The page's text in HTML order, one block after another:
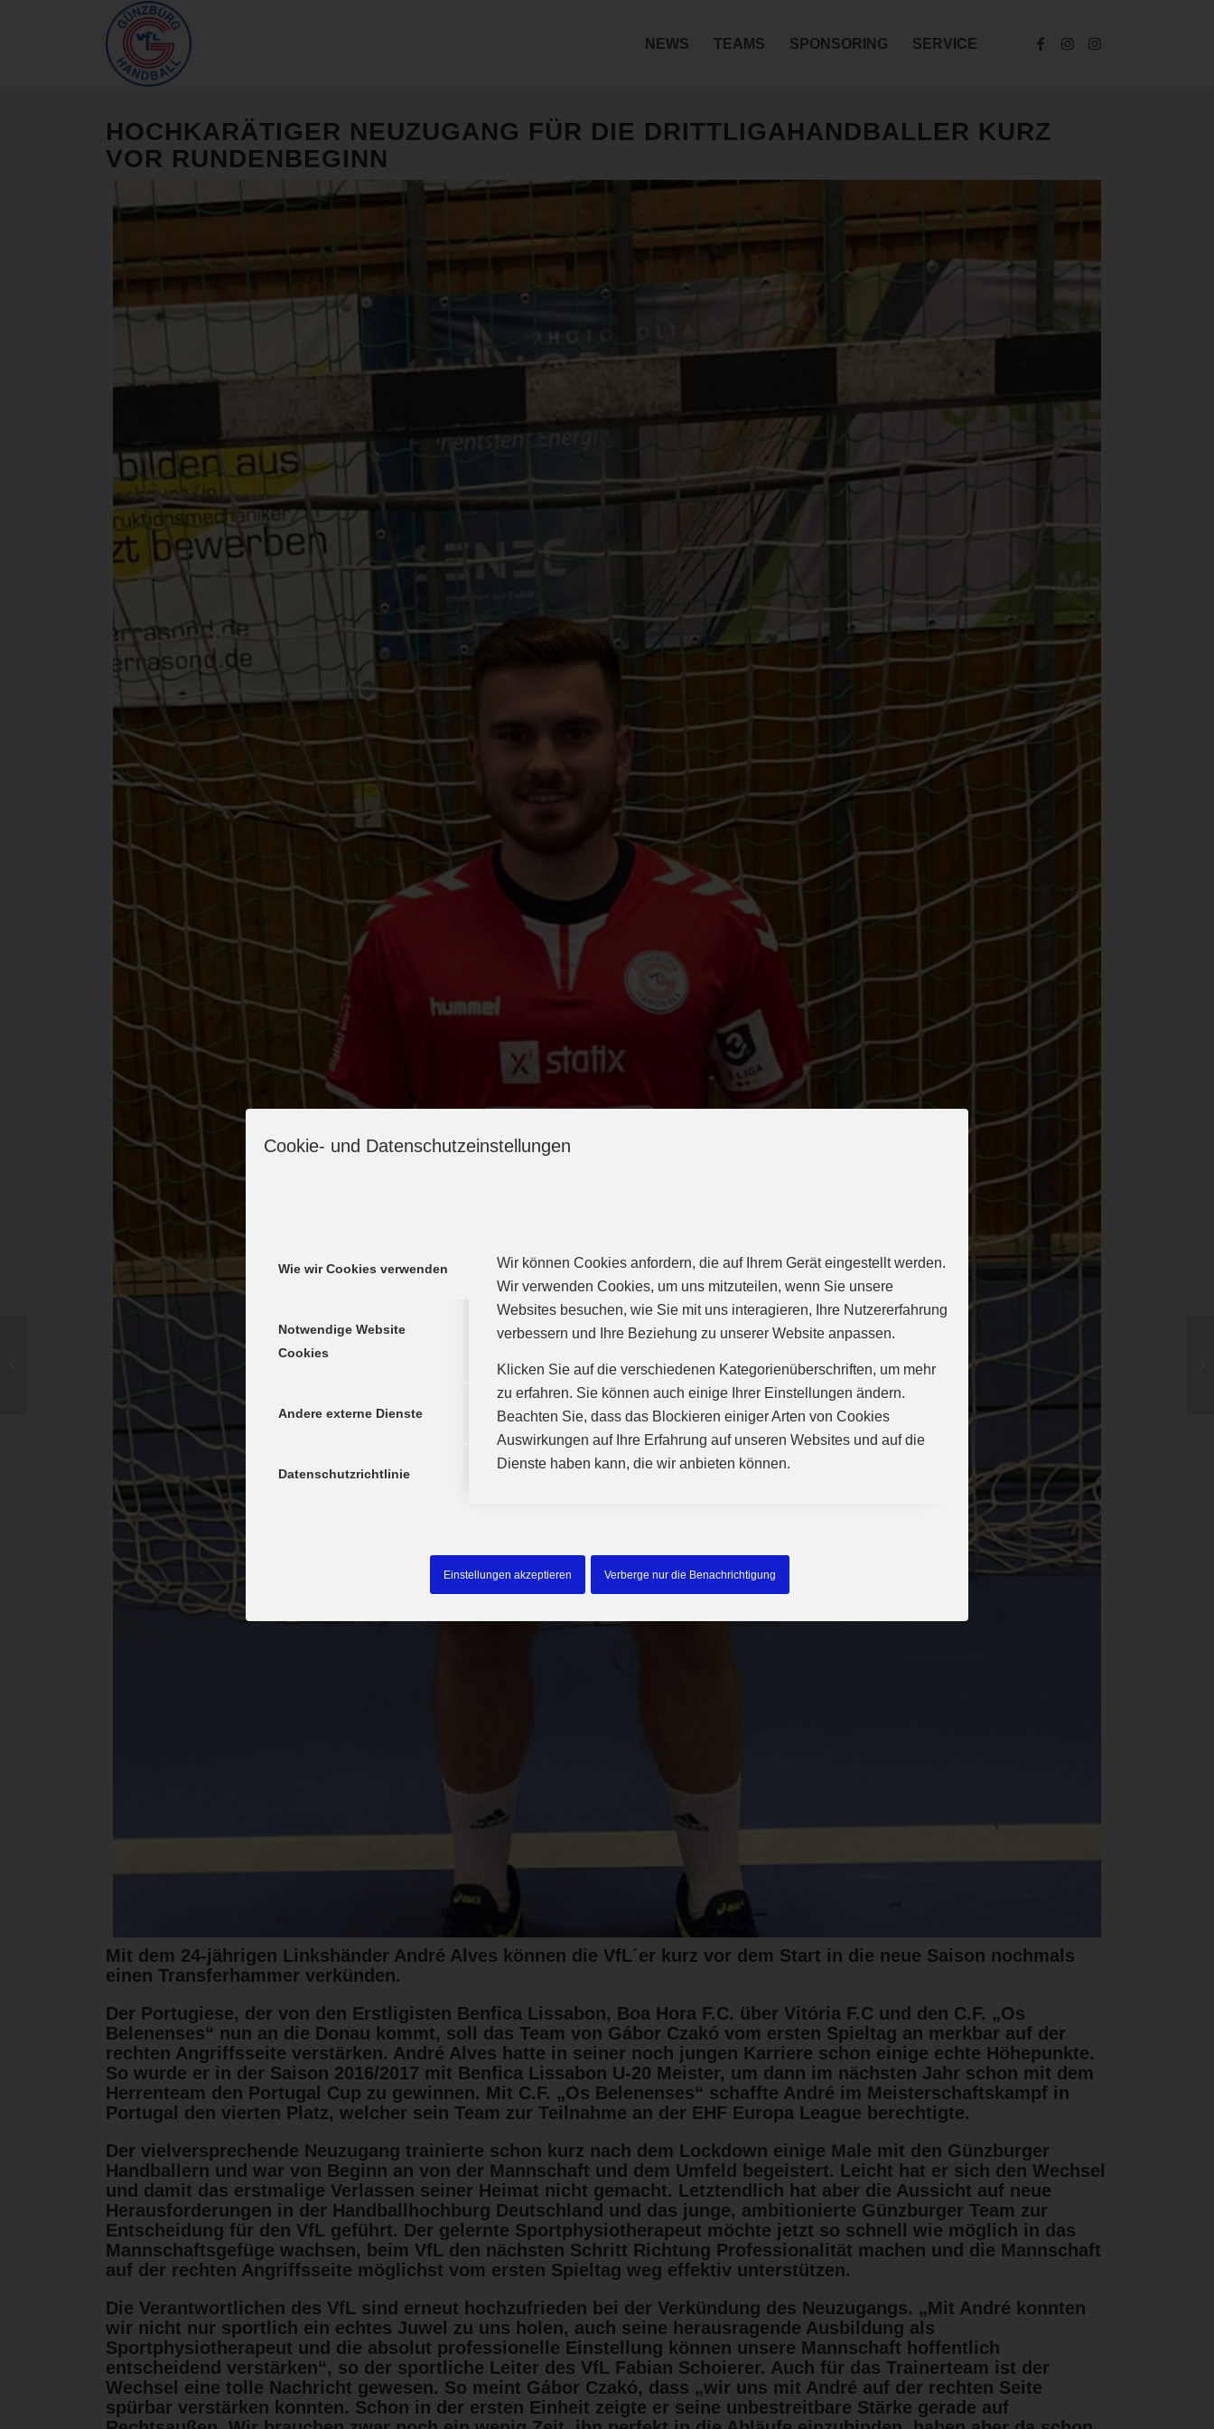
Cookie- und Datenschutzeinstellungen
Wie wir Cookies verwenden
Notwendige Website
Cookies
Andere externe Dienste
Datenschutzrichtlinie
Wir können Cookies anfordern, die auf Ihrem Gerät eingestellt werden.
Wir verwenden Cookies, um uns mitzuteilen, wenn Sie unsere
Websites besuchen, wie Sie mit uns interagieren, Ihre Nutzererfahrung
verbessern und Ihre Beziehung zu unserer Website anpassen.
Klicken Sie auf die verschiedenen Kategorienüberschriften, um mehr
zu erfahren. Sie können auch einige Ihrer Einstellungen ändern.
Beachten Sie, dass das Blockieren einiger Arten von Cookies
Auswirkungen auf Ihre Erfahrung auf unseren Websites und auf die
Dienste haben kann, die wir anbieten können.
Einstellungen akzeptieren Verberge nur die Benachrichtigung
NEWS TEAMS SPONSORING SERVICE
HOCHKARÄTIGER NEUZUGANG FÜR DIE DRITTLIGAHANDBALLER KURZ
VOR RUNDENBEGINN
Mit dem 24-jährigen Linkshänder André Alves können die VfL´er kurz vor dem Start in die neue Saison nochmals
einen Transferhammer verkünden.
Der Portugiese, der von den Erstligisten Benfica Lissabon, Boa Hora F.C. über Vitória F.C und den C.F. „Os
Belenenses“ nun an die Donau kommt, soll das Team von Gábor Czakó vom ersten Spieltag an merkbar auf der
rechten Angriffsseite verstärken. André Alves hatte in seiner noch jungen Karriere schon einige echte Höhepunkte.
So wurde er in der Saison 2016/2017 mit Benfica Lissabon U-20 Meister, um dann im nächsten Jahr schon mit dem
Herrenteam den Portugal Cup zu gewinnen. Mit C.F. „Os Belenenses“ schaffte André im Meisterschaftskampf in
Portugal den vierten Platz, welcher sein Team zur Teilnahme an der EHF Europa League berechtigte.
Der vielversprechende Neuzugang trainierte schon kurz nach dem Lockdown einige Male mit den Günzburger
Handballern und war von Beginn an von der Mannschaft und dem Umfeld begeistert. Leicht hat er sich den Wechsel
und damit das erstmalige Verlassen seiner Heimat nicht gemacht. Letztendlich hat aber die Aussicht auf neue
Herausforderungen in der Handballhochburg Deutschland und das junge, ambitionierte Günzburger Team zur
Entscheidung für den VfL geführt. Der gelernte Sportphysiotherapeut möchte jetzt so schnell wie möglich in das
Mannschaftsgefüge wachsen, beim VfL den nächsten Schritt Richtung Professionalität machen und die Mannschaft
auf der rechten Angriffsseite möglichst vom ersten Spieltag weg effektiv unterstützen.
Die Verantwortlichen des VfL sind erneut hochzufrieden bei der Verkündung des Neuzugangs. „Mit André konnten
wir nicht nur sportlich ein echtes Juwel zu uns holen, auch seine herausragende Ausbildung als
Sportphysiotherapeut und die absolut professionelle Einstellung können unsere Mannschaft hoffentlich
entscheidend verstärken“, so der sportliche Leiter des VfL Fabian Schoierer. Auch für das Trainerteam ist der
Wechsel eine tolle Nachricht gewesen. So meint Gábor Czakó, dass „wir uns mit André auf der rechten Seite
spürbar verstärken konnten. Schon in der ersten Einheit zeigte er seine unbestreitbare Stärke gerade auf
Fielmanncup 21 –